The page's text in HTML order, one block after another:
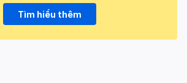
Tìm hiểu thêm